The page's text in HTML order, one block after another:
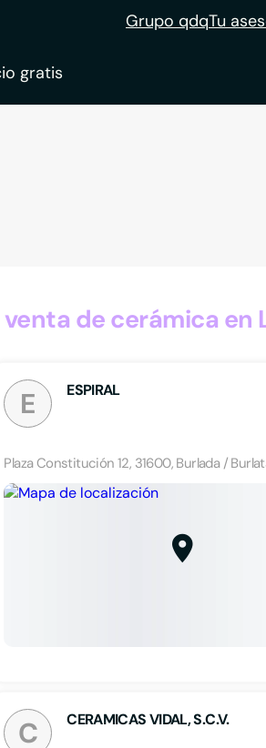
Grupo qdqTu
gratis
de cerámica en
E ESPIRAL
Plaza Constitución 12, 31600, Burlada /
C CERAMICAS VIDAL, S.C.V.